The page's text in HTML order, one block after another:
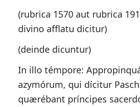
(rubrica 1570 aut rubrica
divino afflatu dicitur)
(deinde dicuntur)
In illo témpore:
azymórum, qui dícitur
quærébant príncipes